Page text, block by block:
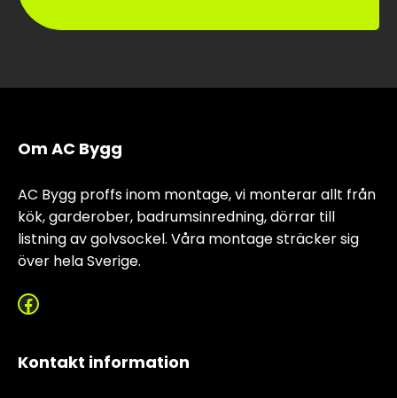
Om AC Bygg
AC Bygg proffs inom montage, vi monterar allt från
kök, garderober, badrumsinredning, dörrar till
listning av golvsockel. Våra montage sträcker sig
över hela Sverige.
Facebook
Kontakt information